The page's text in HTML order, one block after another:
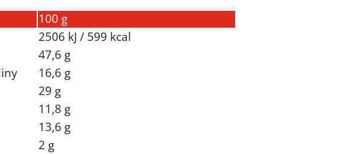
100 g
2506 kJ / 599 kcal
47,6 g
16,6 g
29 g
11,8 g
13,6 g
2 g